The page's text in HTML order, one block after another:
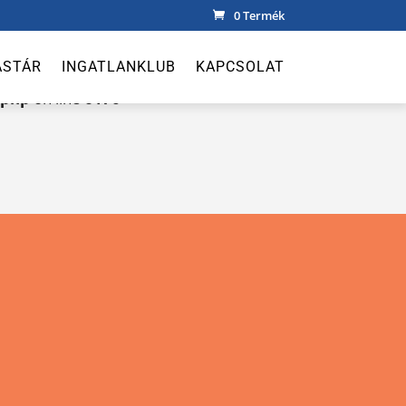
later. Please seeDebugging in WordPress
on line6170
0 Termék
INGATLANKLUB KAPCSOLAT